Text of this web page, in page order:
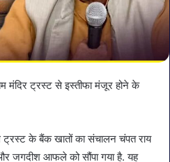
मंदिर ट्रस्ट से इस्तीफा मंजूर होने के
ट्रस्ट के बैंक खातों का संचालन चंपत राय
जगदीश आफले को सौंपा गया है. यह